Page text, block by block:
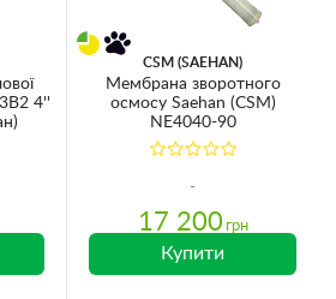
4''
CSM (SAEHAN)
Мембрана зворотного
осмосу Saehan (CSM)
NE4040-90
17 200 грн
Купити